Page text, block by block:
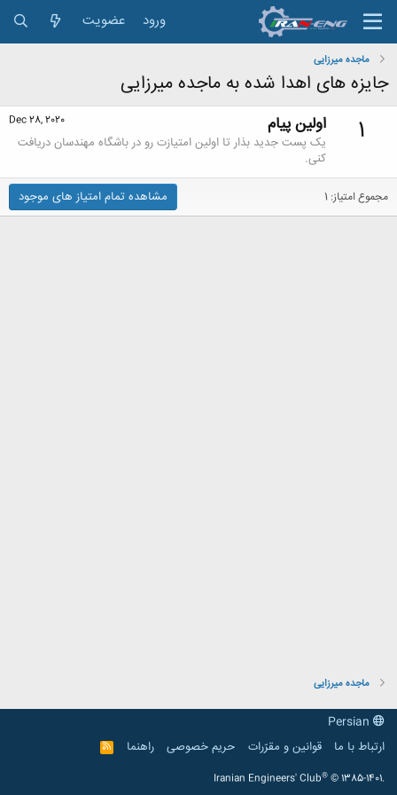
ورود عضویت
ماجده میرزایی
جایزه های اهدا شده به ماجده میرزایی
1
Dec 28, 2020 اولین پیام
یک پست جدید بذار تا اولین امتیازت رو در باشگاه مهندسان دریافت
کنی.
مجموع امتیاز: 1 مشاهده تمام امتیاز های موجود
ماجده میرزایی
ارتباط با ما
قوانین و مقرّرات حریم خصوصی راهنما
R
S
Iranian Engineers' Club® © 1385-1401.